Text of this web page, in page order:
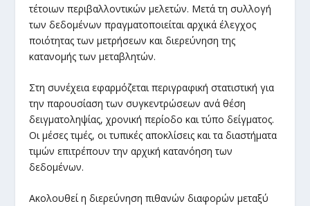
τέτοιων περιβαλλοντικών μελετών. Μετά τη συλλογή
των δεδομένων πραγματοποιείται αρχικά έλεγχος
ποιότητας των μετρήσεων και διερεύνηση της
κατανομής των μεταβλητών.
Στη συνέχεια εφαρμόζεται περιγραφική στατιστική για
την παρουσίαση των συγκεντρώσεων ανά θέση
δειγματοληψίας, χρονική περίοδο και τύπο δείγματος.
Οι μέσες τιμές, οι τυπικές αποκλίσεις και τα διαστήματα
τιμών επιτρέπουν την αρχική κατανόηση των
δεδομένων.
Ακολουθεί η διερεύνηση πιθανών διαφορών μεταξύ